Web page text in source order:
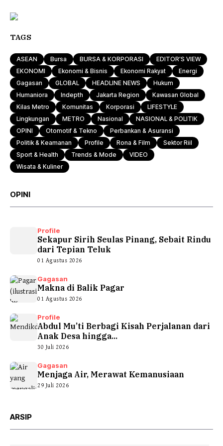
TAGS
ASEAN Bursa BURSA & KORPORASI
EDITOR'S VIEW
EKONOMI
Ekonomi & Bisnis Ekonomi Rakyat
Energi
Gagasan
GLOBAL HEADLINE NEWS
Hukum
Humaniora
Indepth Jakarta Region
Kawasan Global
Kilas Metro
Komunitas Korporasi
LIFESTYLE
Lingkungan
METRO Nasional
NASIONAL & POLITIK
OPINI
Otomotif & Tekno
Perbankan & Asuransi
Politik & Keamanan
Profile Rona & Film
Sektor Riil
Sport & Health
Trends & Mode
VIDEO
Wisata & Kuliner
OPINI
Profile
Sekapur Sirih Seulas Pinang, Sebait Rindu
dari Tepian Teluk
01 Agustus 2026
Gagasan
Makna di Balik Pagar
01 Agustus 2026
Profile
Abdul Mu’ti Berbagi Kisah Perjalanan dari
Anak Desa hingga...
30 Juli 2026
Gagasan
Menjaga Air, Merawat Kemanusiaan
29 Juli 2026
ARSIP